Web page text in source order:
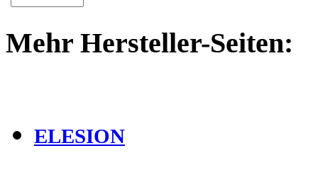
Mehr Hersteller-Seiten:
ELESION